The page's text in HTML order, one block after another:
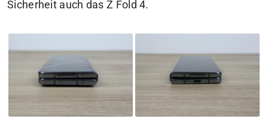
Sicherheit auch das Z Fold 4.